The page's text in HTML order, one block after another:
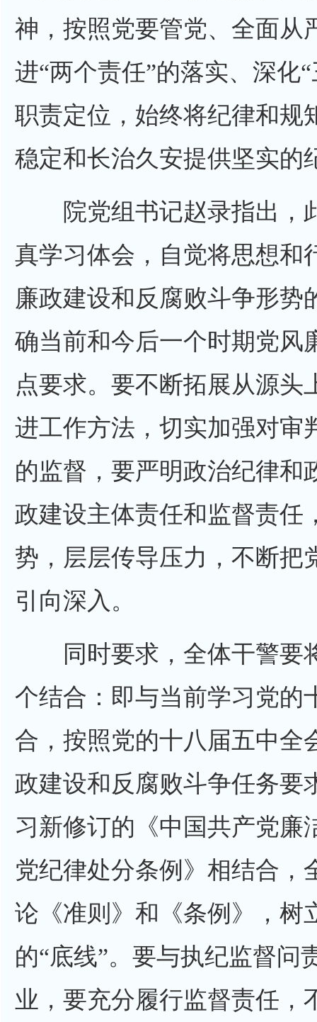
神，按照党要管党、全面从
进“两个责任”的落实、深化
职责定位，始终将纪律和规
稳定和长治久安提供坚实的
院党组书记赵录指出，
真学习体会，自觉将思想和
廉政建设和反腐败斗争形势
确当前和今后一个时期党风
点要求。要不断拓展从源头
进工作方法，切实加强对审
的监督，要严明政治纪律和
政建设主体责任和监督责任
势，层层传导压力，不断把
引向深入。
同时要求，全体干警要
个结合：即与当前学习党的
合，按照党的十八届五中全
政建设和反腐败斗争任务要
习新修订的《中国共产党廉
党纪律处分条例》相结合，
论《准则》和《条例》，树
的“底线”。要与执纪监督问
业，要充分履行监督责任，